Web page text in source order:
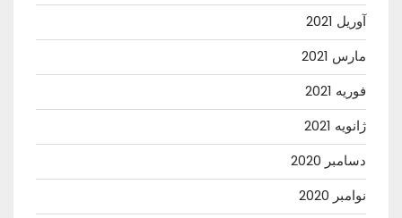
آوریل 2021
مارس 2021
فوریه 2021
ژانویه 2021
دسامبر 2020
نوامبر 2020